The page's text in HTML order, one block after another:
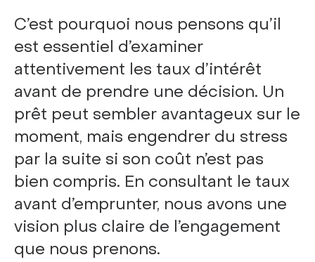
C’est pourquoi nous pensons qu’il
est essentiel d’examiner
attentivement les taux d’intérêt
avant de prendre une décision. Un
prêt peut sembler avantageux sur le
moment, mais engendrer du stress
par la suite si son coût n’est pas
bien compris. En consultant le taux
avant d’emprunter, nous avons une
vision plus claire de l’engagement
que nous prenons.